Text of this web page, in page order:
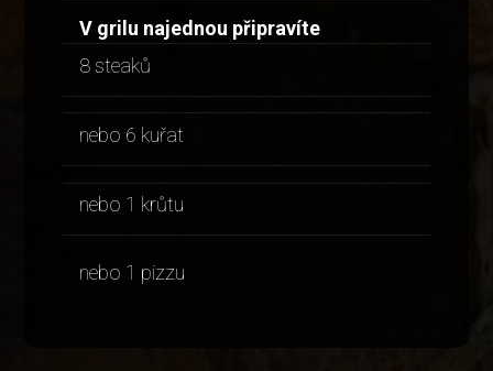
V grilu najednou připravíte
8 steaků
nebo 6 kuřat
nebo 1 krůtu
nebo 1 pizzu